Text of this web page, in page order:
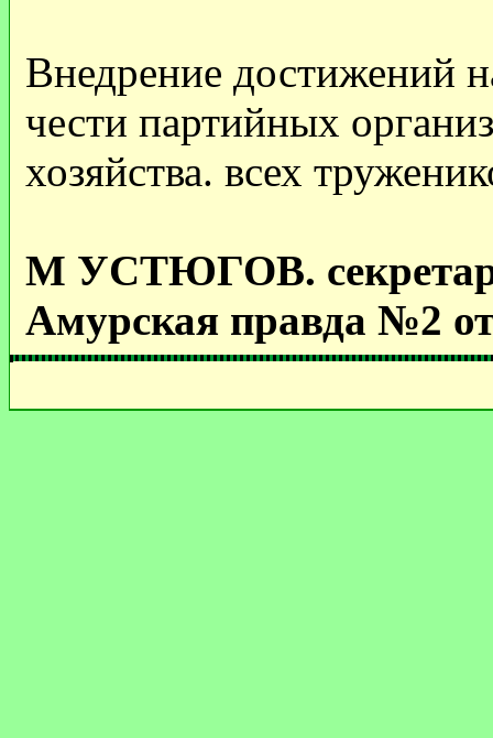
Внедрение достижений
чести партийных
хозяйства. всех
М УСТЮГОВ.
Амурская правда №2